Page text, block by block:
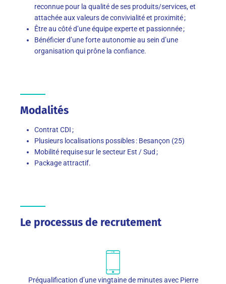
reconnue pour la qualité de ses produits/services, et
attachée aux valeurs de convivialité et proximité ;
Être au côté d’une équipe experte et passionnée ;
Bénéficier d’une forte autonomie au sein d’une
organisation qui prône la confiance.
Modalités
Contrat CDI ;
Plusieurs localisations possibles : Besançon (25)
Mobilité requise sur le secteur Est / Sud ;
Package attractif.
Le processus de recrutement
Préqualification d’une vingtaine de minutes avec Pierre